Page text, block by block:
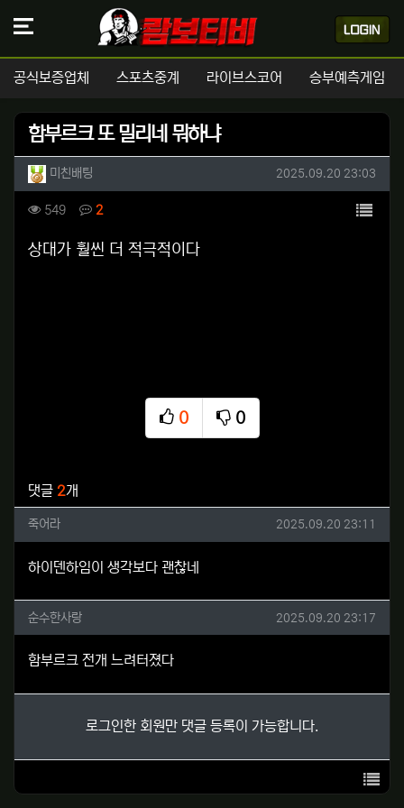
공식보증업체 스포츠중계 라이브스코어 승부예측게임
함부르크 또 밀리네 뭐하냐
작성자 정보
미친배팅 작성일
2025.09.20 23:03
컨텐츠 정보
549조회 2댓글 목록
본문
상대가 훨씬 더 적극적이다
0
추천
0
비추천
댓글 2개
죽어라님의 댓글
죽어라 작성일
2025.09.20 23:11
하이덴하임이 생각보다 괜찮네
순수한사랑님의 댓글
순수한사랑 작성일
2025.09.20 23:17
함부르크 전개 느려터졌다
로그인한 회원만 댓글 등록이 가능합니다.
목록